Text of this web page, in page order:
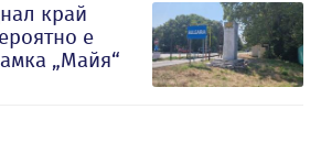
край
е
„Майя“